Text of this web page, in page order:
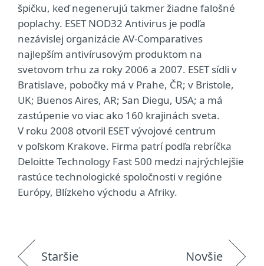
špičku, keď negenerujú takmer žiadne falošné
poplachy. ESET NOD32 Antivirus je podľa
nezávislej organizácie AV-Comparatives
najlepším antivírusovým produktom na
svetovom trhu za roky 2006 a 2007. ESET sídli v
Bratislave, pobočky má v Prahe, ČR; v Bristole,
UK; Buenos Aires, AR; San Diegu, USA; a má
zastúpenie vo viac ako 160 krajinách sveta.
V roku 2008 otvoril ESET vývojové centrum
v poľskom Krakove. Firma patrí podľa rebríčka
Deloitte Technology Fast 500 medzi najrýchlejšie
rastúce technologické spoločnosti v regióne
Európy, Blízkeho východu a Afriky.
Staršie Novšie